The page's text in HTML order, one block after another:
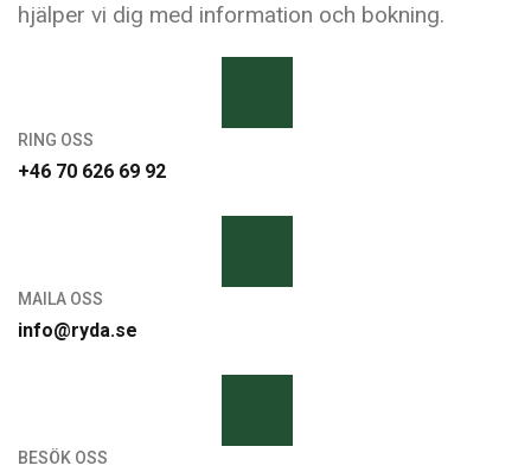
hjälper vi dig med information och bokning.
RING OSS
+46 70 626 69 92
MAILA OSS
info@ryda.se
BESÖK OSS